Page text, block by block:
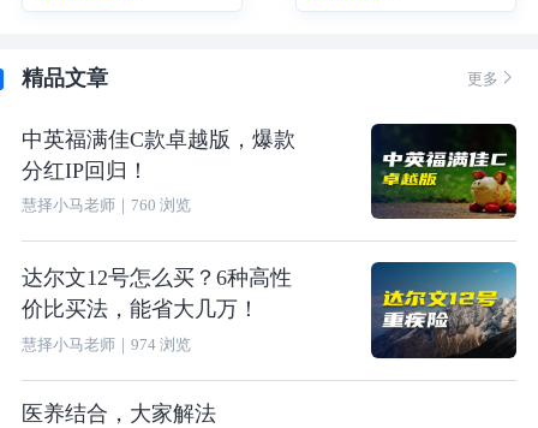
精品文章 更多 
中英福满佳C款卓越版，爆款
分红IP回归！
慧择小马老师｜ 760 浏览
达尔文12号怎么买？6种高性
价比买法，能省大几万！
慧择小马老师｜ 974浏览
医养结合，大家解法